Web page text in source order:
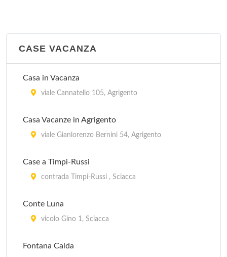
CASE VACANZA
Casa in Vacanza
viale Cannatello 105, Agrigento
Casa Vacanze in Agrigento
viale Gianlorenzo Bernini 54, Agrigento
Case a Timpi-Russi
contrada Timpi-Russi , Sciacca
Conte Luna
vicolo Gino 1, Sciacca
Fontana Calda